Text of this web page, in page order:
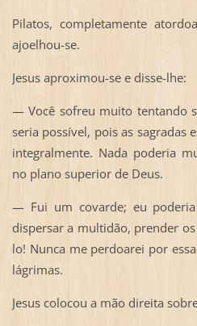
Pilatos, completamente
ajoelhou-se.
Jesus aproximou-se e disse-lhe:
— Você sofreu muito tentando
seria possível, pois as sagradas
integralmente. Nada poderia
no plano superior de Deus.
— Fui um covarde; eu poderia
dispersar a multidão, prender
lo! Nunca me perdoarei por
lágrimas.
Jesus colocou a mão direita